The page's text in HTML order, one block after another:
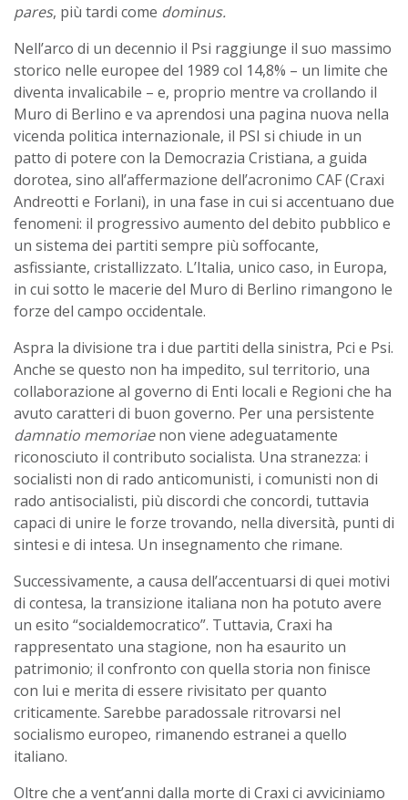
pares, più tardi come dominus.
Nell’arco di un decennio il Psi raggiunge il suo massimo
storico nelle europee del 1989 col 14,8% – un limite che
diventa invalicabile – e, proprio mentre va crollando il
Muro di Berlino e va aprendosi una pagina nuova nella
vicenda politica internazionale, il PSI si chiude in un
patto di potere con la Democrazia Cristiana, a guida
dorotea, sino all’affermazione dell’acronimo CAF (Craxi
Andreotti e Forlani), in una fase in cui si accentuano due
fenomeni: il progressivo aumento del debito pubblico e
un sistema dei partiti sempre più soffocante,
asfissiante, cristallizzato. L’Italia, unico caso, in Europa,
in cui sotto le macerie del Muro di Berlino rimangono le
forze del campo occidentale.
Aspra la divisione tra i due partiti della sinistra, Pci e Psi.
Anche se questo non ha impedito, sul territorio, una
collaborazione al governo di Enti locali e Regioni che ha
avuto caratteri di buon governo. Per una persistente
damnatio memoriaenon viene adeguatamente
riconosciuto il contributo socialista. Una stranezza: i
socialisti non di rado anticomunisti, i comunisti non di
rado antisocialisti, più discordi che concordi, tuttavia
capaci di unire le forze trovando, nella diversità, punti di
sintesi e di intesa. Un insegnamento che rimane.
Successivamente, a causa dell’accentuarsi di quei motivi
di contesa, la transizione italiana non ha potuto avere
un esito “socialdemocratico”. Tuttavia, Craxi ha
rappresentato una stagione, non ha esaurito un
patrimonio; il confronto con quella storia non finisce
con lui e merita di essere rivisitato per quanto
criticamente. Sarebbe paradossale ritrovarsi nel
socialismo europeo, rimanendo estranei a quello
italiano.
Oltre che a vent’anni dalla morte di Craxi ci avviciniamo